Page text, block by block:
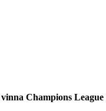
Champions League